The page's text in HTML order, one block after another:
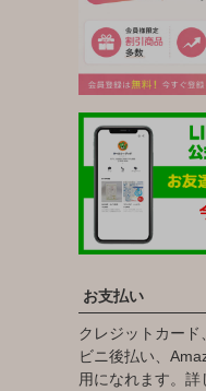
お支払い
クレジットカー
ビニ後払い、
用になれます。詳